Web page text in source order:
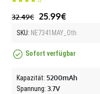
32.49€ 25.99€
SKU: NE7341MAY_Oth
Sofort verfügbar
Kapazität: 5200mAh
Spannung: 3.7V